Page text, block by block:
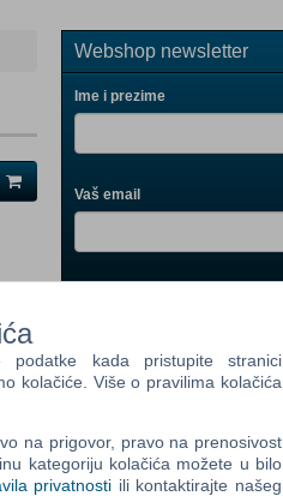
Webshop newsletter
Ime i prezime
Vaš email
Newsletter
Control
Field
kada pristupite stranici
kolačiće. Više o pravilima kolačića
na prigovor, pravo na prenosivost
kategoriju kolačića možete u bilo
privatnosti ili kontaktirajte našeg